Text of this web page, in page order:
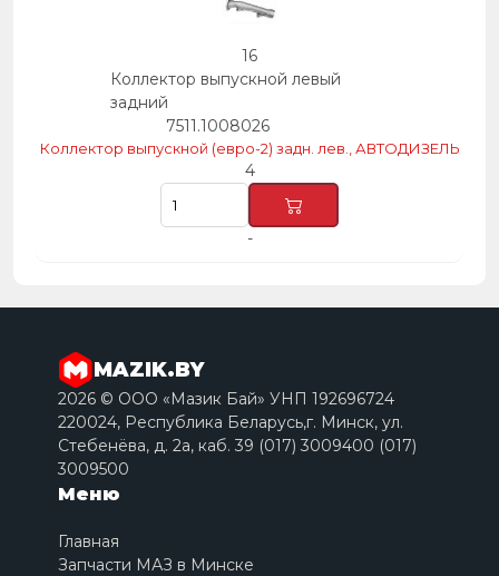
16
Коллектор выпускной левый
задний
7511.1008026
Коллектор выпускной (евро-2) задн. лев., АВТОДИЗЕЛЬ
4
-
MAZIK.BY
2026 © ООО «Мазик Бай» УНП 192696724
220024, Республика Беларусь,г. Минск, ул.
Стебенёва, д. 2a, каб. 39 (017) 3009400 (017)
3009500
Меню
Главная
Запчасти МАЗ в Минске